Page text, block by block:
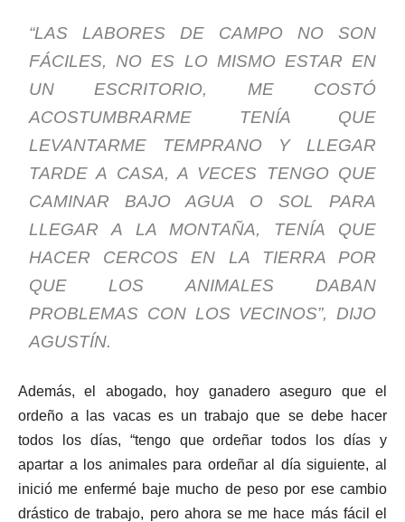
“LAS LABORES DE CAMPO NO SON
FÁCILES, NO ES LO MISMO ESTAR EN
UN ESCRITORIO, ME COSTÓ
ACOSTUMBRARME TENÍA QUE
LEVANTARME TEMPRANO Y LLEGAR
TARDE A CASA, A VECES TENGO QUE
CAMINAR BAJO AGUA O SOL PARA
LLEGAR A LA MONTAÑA, TENÍA QUE
HACER CERCOS EN LA TIERRA POR
QUE LOS ANIMALES DABAN
PROBLEMAS CON LOS VECINOS”, DIJO
AGUSTÍN.
Además, el abogado, hoy ganadero aseguro que el
ordeño a las vacas es un trabajo que se debe hacer
todos los días, “tengo que ordeñar todos los días y
apartar a los animales para ordeñar al día siguiente, al
inició me enfermé baje mucho de peso por ese cambio
drástico de trabajo, pero ahora se me hace más fácil el